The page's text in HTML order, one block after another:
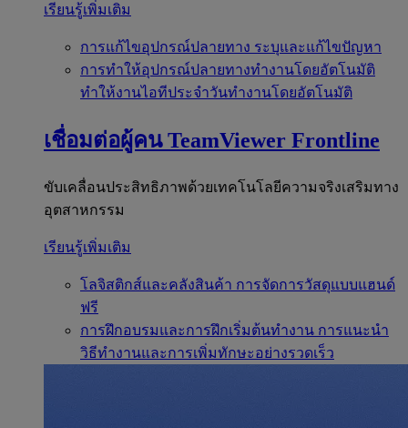
เรียนรู้เพิ่มเติม
การแก้ไขอุปกรณ์ปลายทาง ระบุและแก้ไขปัญหา
การทำให้อุปกรณ์ปลายทางทำงานโดยอัตโนมัติ
ทำให้งานไอทีประจำวันทำงานโดยอัตโนมัติ
เชื่อมต่อผู้คน TeamViewer Frontline
ขับเคลื่อนประสิทธิภาพด้วยเทคโนโลยีความจริงเสริมทาง
อุตสาหกรรม
เรียนรู้เพิ่มเติม
โลจิสติกส์และคลังสินค้า การจัดการวัสดุแบบแฮนด์
ฟรี
การฝึกอบรมและการฝึกเริ่มต้นทำงาน การแนะนำ
วิธีทำงานและการเพิ่มทักษะอย่างรวดเร็ว